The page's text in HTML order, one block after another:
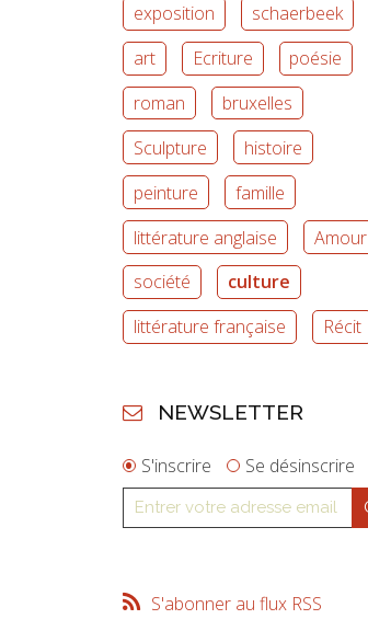
exposition
schaerbeek
art
Ecriture
poésie
roman
bruxelles
Sculpture
histoire
peinture
famille
littérature anglaise
Amour
société
culture
littérature française
Récit
NEWSLETTER
S'inscrire Se désinscrire
S'abonner au flux RSS